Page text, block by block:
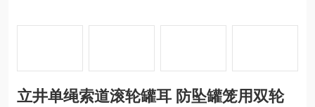
立井单绳索道滚轮罐耳 防坠罐笼用双轮